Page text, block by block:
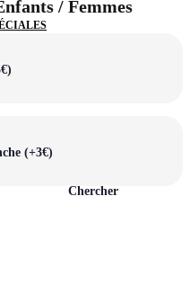
Chercher
/ Femmes
(+3€)